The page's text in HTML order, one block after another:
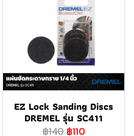
EZ Lock Sanding Discs
DREMEL รุ่น SC411
฿140 ฿110